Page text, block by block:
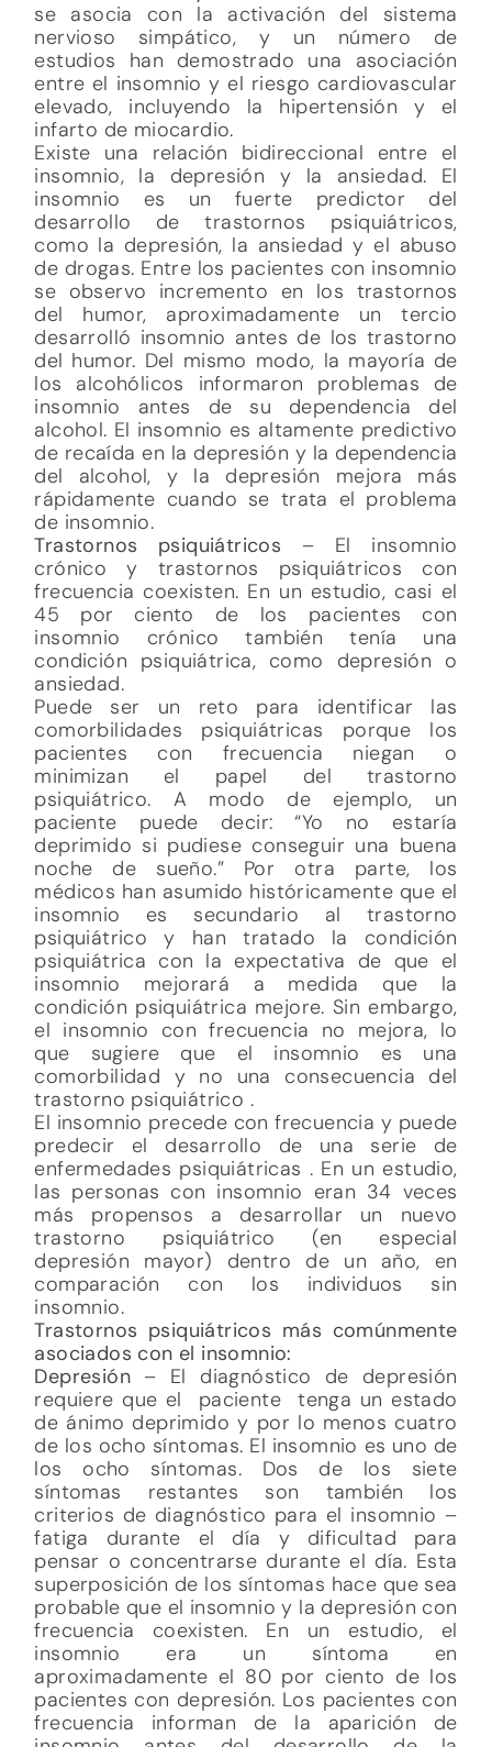
se asocia con la activación del sistema
nervioso simpático, y un número de
estudios han demostrado una asociación
entre el insomnio y el riesgo cardiovascular
elevado, incluyendo la hipertensión y el
infarto de miocardio.
Existe una relación bidireccional entre el
insomnio, la depresión y la ansiedad. El
insomnio es un fuerte predictor del
desarrollo de trastornos psiquiátricos,
como la depresión, la ansiedad y el abuso
de drogas. Entre los pacientes con insomnio
se observo incremento en los trastornos
del humor, aproximadamente un tercio
desarrolló insomnio antes de los trastorno
del humor. Del mismo modo, la mayoría de
los alcohólicos informaron problemas de
insomnio antes de su dependencia del
alcohol. El insomnio es altamente predictivo
de recaída en la depresión y la dependencia
del alcohol, y la depresión mejora más
rápidamente cuando se trata el problema
de insomnio.
Trastornos psiquiátricos – El insomnio
crónico y trastornos psiquiátricos con
frecuencia coexisten. En un estudio, casi el
45 por ciento de los pacientes con
insomnio crónico también tenía una
condición psiquiátrica, como depresión o
ansiedad.
Puede ser un reto para identificar las
comorbilidades psiquiátricas porque los
pacientes con frecuencia niegan o
minimizan el papel del trastorno
psiquiátrico. A modo de ejemplo, un
paciente puede decir: “Yo no estaría
deprimido si pudiese conseguir una buena
noche de sueño.” Por otra parte, los
médicos han asumido históricamente que el
insomnio es secundario al trastorno
psiquiátrico y han tratado la condición
psiquiátrica con la expectativa de que el
insomnio mejorará a medida que la
condición psiquiátrica mejore. Sin embargo,
el insomnio con frecuencia no mejora, lo
que sugiere que el insomnio es una
comorbilidad y no una consecuencia del
trastorno psiquiátrico .
El insomnio precede con frecuencia y puede
predecir el desarrollo de una serie de
enfermedades psiquiátricas . En un estudio,
las personas con insomnio eran 34 veces
más propensos a desarrollar un nuevo
trastorno psiquiátrico (en especial
depresión mayor) dentro de un año, en
comparación con los individuos sin
insomnio.
Trastornos psiquiátricos más comúnmente
asociados con el insomnio:
Depresión– El diagnóstico de depresión
requiere que el paciente tenga un estado
de ánimo deprimido y por lo menos cuatro
de los ocho síntomas. El insomnio es uno de
los ocho síntomas. Dos de los siete
síntomas restantes son también los
criterios de diagnóstico para el insomnio –
fatiga durante el día y dificultad para
pensar o concentrarse durante el día. Esta
superposición de los síntomas hace que sea
probable que el insomnio y la depresión con
frecuencia coexisten. En un estudio, el
insomnio era un síntoma en
aproximadamente el 80 por ciento de los
pacientes con depresión. Los pacientes con
frecuencia informan de la aparición de